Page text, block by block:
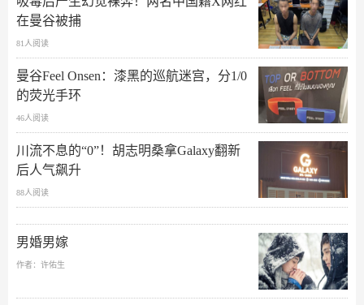
在曼谷被捕
81人阅读
曼谷Feel Onsen：漆黑的巡航迷宫，分1/0
的荧光手环
46人阅读
川流不息的“0”！胡志明桑拿Galaxy翻新
后人气飙升
88人阅读
男婚男嫁
作者：许佑生